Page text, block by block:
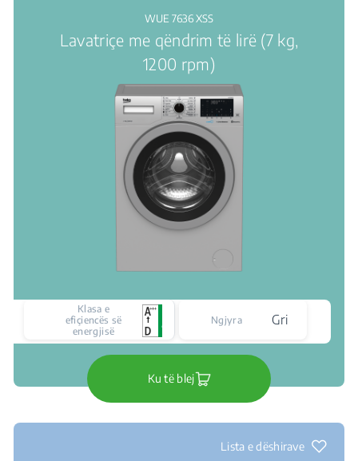
WUE 7636 XSS
Lavatriçe me qëndrim të lirë (7 kg,
1200 rpm)
Klasa e
efiçiencës së
energjisë
Ngjyra Gri
Ku të blej
Lista e dëshirave